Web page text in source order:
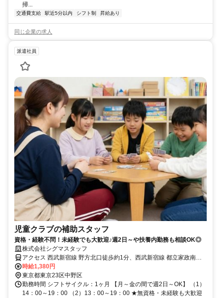
掃...
交通費支給 駅近5分以内 シフト制 昇給あり
同じ企業の求人
派遣社員
児童クラブの補助スタッフ
資格・経験不問！未経験でも大歓迎♪週2日～や扶養内勤務も相談OK◎
株式会社シグマスタッフ
アクセス 西武新宿線 野方北口徒歩約1分、西武新宿線 都立家政南口
徒歩約12分、西武新宿線 沼袋南口徒歩約14分 野方駅から徒歩１分
時給1,380円
東京都東京23区中野区
勤務時間 シフトサイクル：1ヶ月 【月～金の間で週2日～OK】 （1）
14：00～19：00 （2）13：00～19：00 ★無資格・未経験も大歓迎